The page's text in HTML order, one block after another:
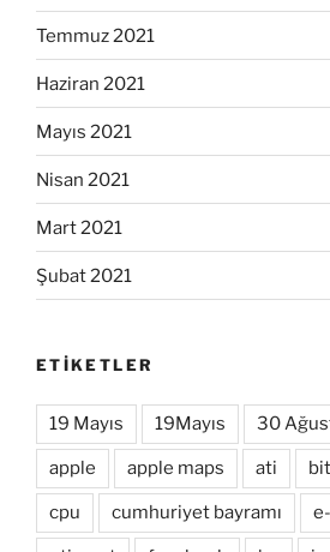
Temmuz 2021
Haziran 2021
Mayıs 2021
Nisan 2021
Mart 2021
Şubat 2021
ETIKETLER
19 Mayıs 19Mayıs 30
apple apple maps ati
cpu cumhuriyet bayramı